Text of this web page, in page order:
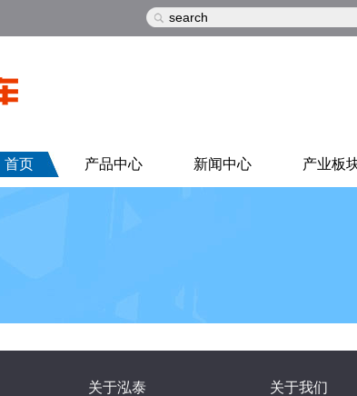
首页 产品中心 新闻中心 产业板
关于泓泰 关于我们